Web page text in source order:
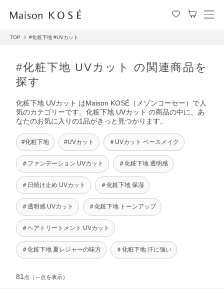
メ
TOP #化粧下地 #UVカット
#化粧下地 UVカット の関連商品を
探す
化粧下地 UVカット はMaison KOSÉ（メゾンコーセー）で人
気のカテゴリーです。化粧下地 UVカット の商品の中に、あ
なたのお気に入りの1品がきっと見つかります。
#化粧下地 #UVカット ＃UVカット ベースメイク
＃ファンデーション UVカット ＃化粧下地 透明感
＃日焼け止め UVカット ＃化粧下地 保湿
＃透明感 UVカット ＃化粧下地 トーンアップ
＃ヘアトリートメント UVカット
＃化粧下地 夏レジャーの味方 ＃化粧下地 汗に強い
81 点 （～点を表示）